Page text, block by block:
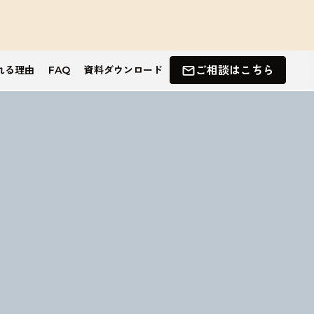
る理由 FAQ 資料ダウンロード ご相談はこちら